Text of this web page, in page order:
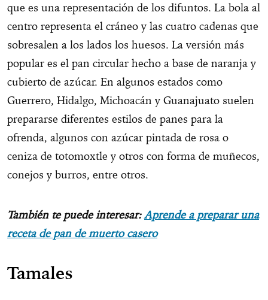
que es una representación de los difuntos. La bola al
centro representa el cráneo y las cuatro cadenas que
sobresalen a los lados los huesos. La versión más
popular es el pan circular hecho a base de naranja y
cubierto de azúcar. En algunos estados como
Guerrero, Hidalgo, Michoacán y Guanajuato suelen
prepararse diferentes estilos de panes para la
ofrenda, algunos con azúcar pintada de rosa o
ceniza de totomoxtle y otros con forma de muñecos,
conejos y burros, entre otros.
También te puede interesar:Aprende a preparar una
receta de pan de muerto casero
Tamales